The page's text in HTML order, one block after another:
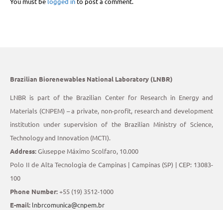
Brazilian Biorenewables National Laboratory (LNBR)
LNBR is part of the Brazilian Center for Research in Energy and
Materials (CNPEM) – a private, non-profit, research and development
institution under supervision of the Brazilian Ministry of Science,
Technology and Innovation (MCTI).
Address:Giuseppe Máximo Scolfaro, 10.000
Polo II de Alta Tecnologia de Campinas | Campinas (SP) | CEP: 13083-
100
Phone Number:+55 (19) 3512-1000
E-mail: lnbrcomunica@cnpem.br